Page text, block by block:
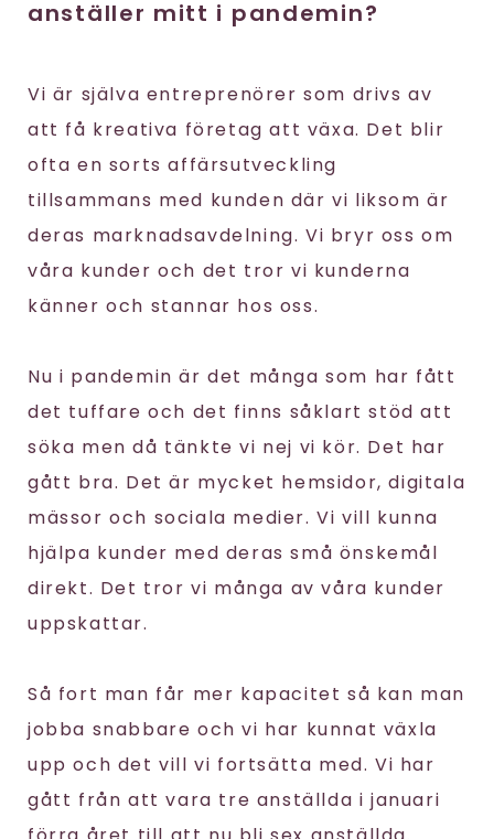
anställer mitt i pandemin?
Vi är själva entreprenörer som drivs av
att få kreativa företag att växa. Det blir
ofta en sorts affärsutveckling
tillsammans med kunden där vi liksom är
deras marknadsavdelning. Vi bryr oss om
våra kunder och det tror vi kunderna
känner och stannar hos oss.
Nu i pandemin är det många som har fått
det tuffare och det finns såklart stöd att
söka men då tänkte vi nej vi kör. Det har
gått bra. Det är mycket hemsidor, digitala
mässor och sociala medier. Vi vill kunna
hjälpa kunder med deras små önskemål
direkt. Det tror vi många av våra kunder
uppskattar.
Så fort man får mer kapacitet så kan man
jobba snabbare och vi har kunnat växla
upp och det vill vi fortsätta med. Vi har
gått från att vara tre anställda i januari